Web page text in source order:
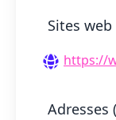
Sites web
https://
Adresses